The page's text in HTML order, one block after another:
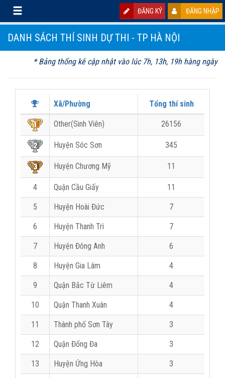
ĐĂNG KÝ ĐĂNG NHẬP
DANH SÁCH THÍ SINH DỰ THI - TP HÀ NỘI
* Bảng thống kê cập nhật vào lúc 7h, 13h, 19h hàng ngày
Xã/Phường Tổng thí sinh
Other(Sinh Viên) 26156
Huyện Sóc Sơn 345
Huyện Chương Mỹ 11
4 Quận Cầu Giấy 11
5 Huyện Hoài Đức 7
6 Huyện Thanh Trì 7
7 Huyện Đông Anh 6
8 Huyện Gia Lâm 4
9 Quận Bắc Từ Liêm 4
10 Quận Thanh Xuân 4
11 Thành phố Sơn Tây 3
12 Quận Đống Đa 3
13 Huyện Ứng Hòa 3